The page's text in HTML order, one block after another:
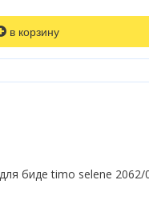
в корзину